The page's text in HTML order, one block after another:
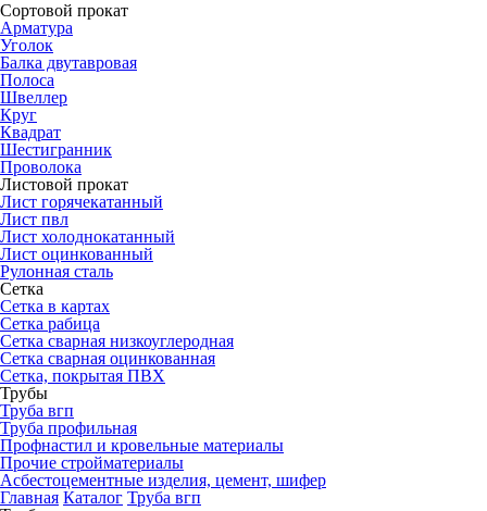
Сортовой прокат
Арматура
Уголок
Балка двутавровая
Полоса
Швеллер
Круг
Квадрат
Шестигранник
Проволока
Листовой прокат
Лист горячекатанный
Лист пвл
Лист холоднокатанный
Лист оцинкованный
Рулонная сталь
Сетка
Сетка в картах
Сетка рабица
Сетка сварная низкоуглеродная
Сетка сварная оцинкованная
Сетка, покрытая ПВХ
Трубы
Труба вгп
Труба профильная
Профнастил и кровельные материалы
Прочие стройматериалы
Асбестоцементные изделия, цемент, шифер
Главная Каталог Труба вгп